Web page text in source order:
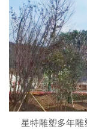
星特雕塑多年雕